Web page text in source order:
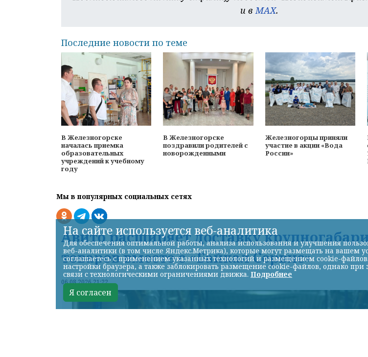
и вMAX.
Последние новости по теме
В Железногорске
началась приемка
образовательных
учреждений к учебному
году
В Железногорске
поздравили родителей с
новорожденными
Железногорцы приняли
участие в акции «Вода
России»
Мы в популярных социальных сетях
Авито расширяет доставку
товаров вместе с «Байкал Сервис»
06.08.2026 21:22
На сайте используется веб-аналитика
Для обеспечения оптимальной работы, анализа использования и улучшения
веб-аналитики (в том числе Яндекс.Метрика), которые могут размещать на вашем
соглашаетесь с применением указанных технологий и размещением cookie-
настройки браузера, а также заблокировать размещение cookie-файлов, однако
связи с технологическими ограничениями движка. Подробнее
Я согласен